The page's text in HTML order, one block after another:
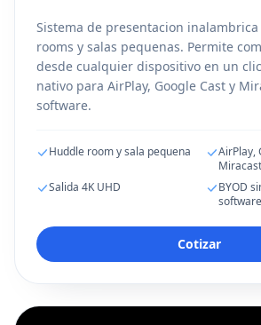
Sistema de presentacion
rooms y salas pequenas. Permite
desde cualquier dispositivo en un
nativo para AirPlay, Google Cast y
software.
Huddle room y sala pequena
AirPlay,
Miracast
Salida 4K UHD
BYOD
software
Cotizar